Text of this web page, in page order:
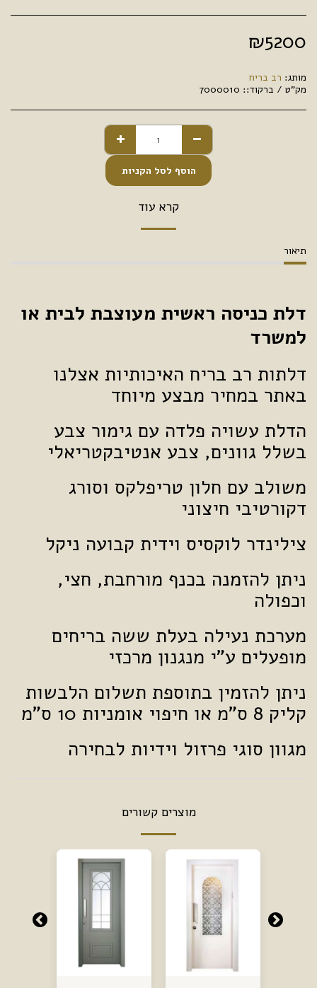
₪5200
מותג: רב בריח
מק"ט / ברקוד:: 7000010
הוסף לסל הקניות
קרא עוד
תיאור
דלת כניסה ראשית מעוצבת לבית או
למשרד
דלתות רב בריח האיכותיות אצלנו
באתר במחיר מבצע מיוחד
הדלת עשויה פלדה עם גימור צבע
בשלל גוונים, צבע אנטיבקטריאלי
משולב עם חלון טריפלקס וסורג
דקורטיבי חיצוני
צילינדר לוקסיס וידית קבועה ניקל
ניתן להזמנה בכנף מורחבת, חצי,
וכפולה
מערכת נעילה בעלת ששה בריחים
מופעלים ע"י מנגנון מרכזי
ניתן להזמין בתוספת תשלום הלבשות
קליק 8 ס"מ או חיפוי אומניות 10 ס"מ
מגוון סוגי פרזול וידיות לבחירה
מוצרים קשורים